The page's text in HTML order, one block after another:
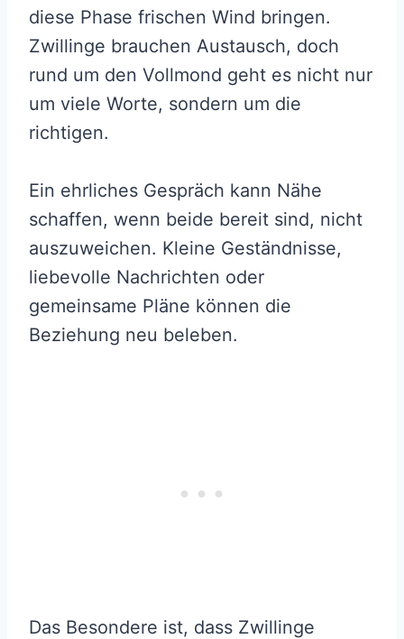
diese Phase frischen Wind bringen.
Zwillinge brauchen Austausch, doch
rund um den Vollmond geht es nicht nur
um viele Worte, sondern um die
richtigen.
Ein ehrliches Gespräch kann Nähe
schaffen, wenn beide bereit sind, nicht
auszuweichen. Kleine Geständnisse,
liebevolle Nachrichten oder
gemeinsame Pläne können die
Beziehung neu beleben.
Das Besondere ist, dass Zwillinge